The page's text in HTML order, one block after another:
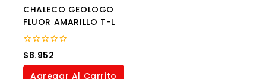
CHALECO GEOLOGO
FLUOR AMARILLO T-L
0
out
of
$8.952
Agregar Al Carrito